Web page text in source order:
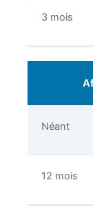
3 mois
Néant
12 mois